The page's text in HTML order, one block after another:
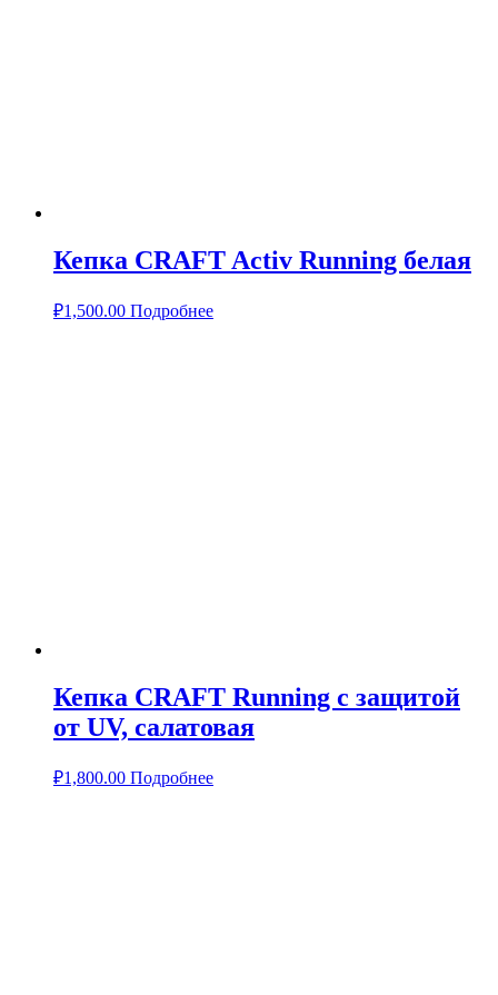
Кепка CRAFT Activ Running белая
₽1,500.00 Подробнее
Кепка CRAFT Running с защитой
от UV, салатовая
₽1,800.00 Подробнее